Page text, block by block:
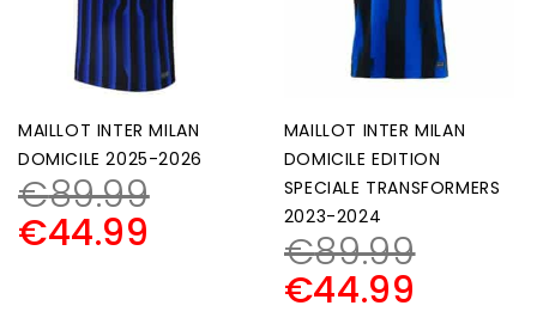
MAILLOT INTER MILAN
DOMICILE 2025-2026
€89.99
€44.99
MAILLOT INTER MILAN
DOMICILE EDITION
SPECIALE TRANSFORMERS
2023-2024
€89.99
€44.99